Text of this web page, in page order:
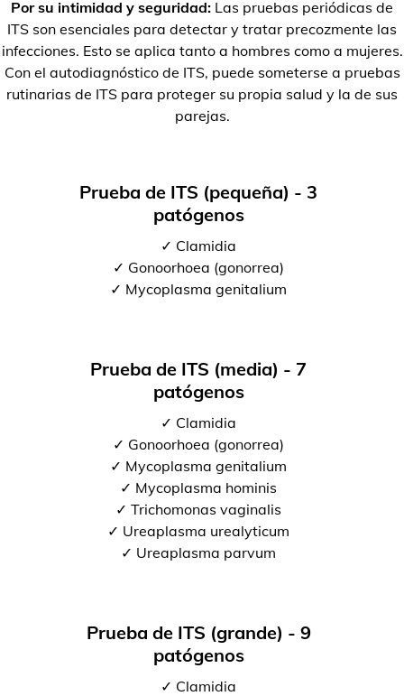
Por su intimidad y seguridad: Las pruebas periódicas de
ITS son esenciales para detectar y tratar precozmente las
infecciones. Esto se aplica tanto a hombres como a mujeres.
Con el autodiagnóstico de ITS, puede someterse a pruebas
rutinarias de ITS para proteger su propia salud y la de sus
parejas.
Prueba de ITS (pequeña) - 3
patógenos
✓ Clamidia
✓ Gonoorhoea (gonorrea)
✓ Mycoplasma genitalium
Prueba de ITS (media) - 7
patógenos
✓ Clamidia
✓ Gonoorhoea (gonorrea)
✓ Mycoplasma genitalium
✓ Mycoplasma hominis
✓ Trichomonas vaginalis
✓ Ureaplasma urealyticum
✓ Ureaplasma parvum
Prueba de ITS (grande) - 9
patógenos
✓ Clamidia